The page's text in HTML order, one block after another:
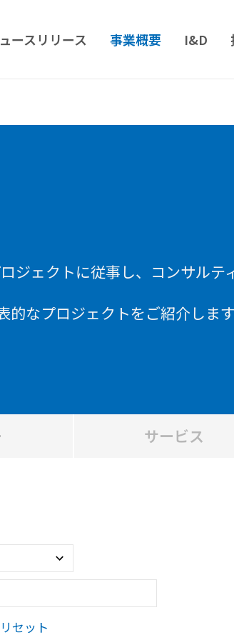
ースリリース 事業概要 I&D
ジェクトに従事し、コンサルテ
的なプロジェクトをご紹介しま
サービス
リセット